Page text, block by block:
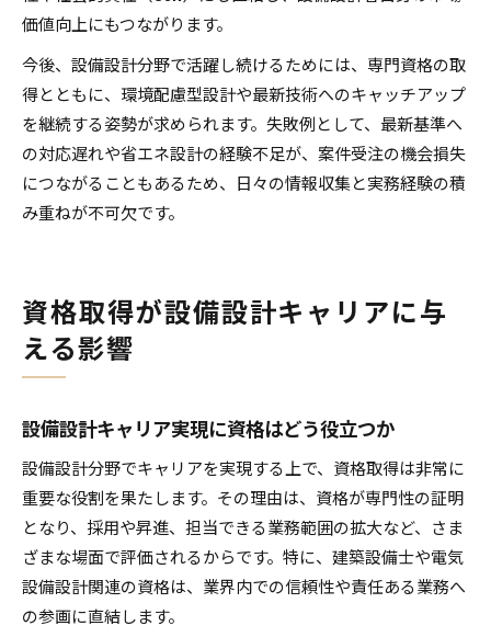
価値向上にもつながります。
今後、設備設計分野で活躍し続けるためには、専門資格の取
得とともに、環境配慮型設計や最新技術へのキャッチアップ
を継続する姿勢が求められます。失敗例として、最新基準へ
の対応遅れや省エネ設計の経験不足が、案件受注の機会損失
につながることもあるため、日々の情報収集と実務経験の積
み重ねが不可欠です。
資格取得が設備設計キャリアに与
える影響
設備設計キャリア実現に資格はどう役立つか
設備設計分野でキャリアを実現する上で、資格取得は非常に
重要な役割を果たします。その理由は、資格が専門性の証明
となり、採用や昇進、担当できる業務範囲の拡大など、さま
ざまな場面で評価されるからです。特に、建築設備士や電気
設備設計関連の資格は、業界内での信頼性や責任ある業務へ
の参画に直結します。